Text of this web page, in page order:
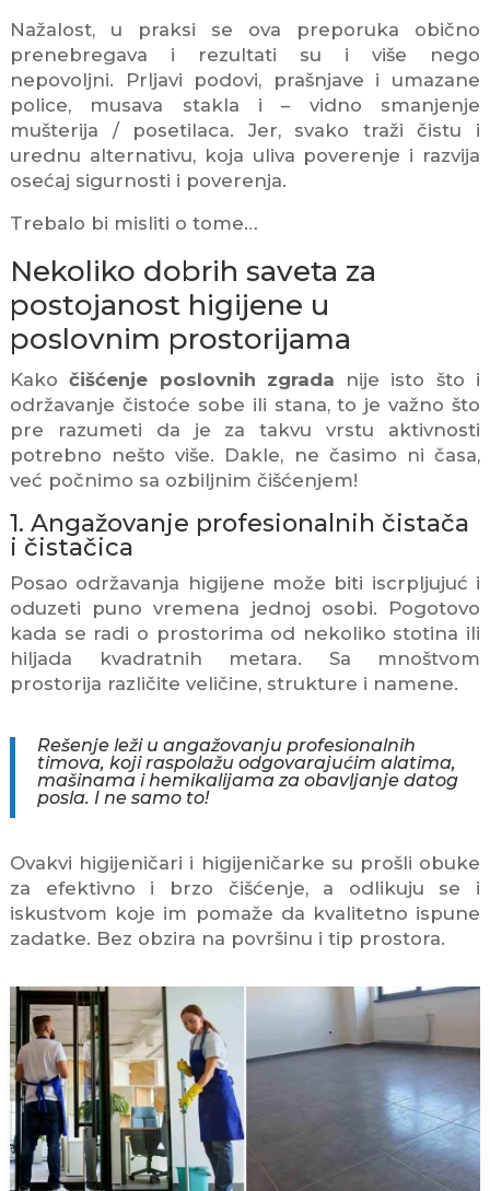
Nažalost, u praksi se ova preporuka obično
prenebregava i rezultati su i više nego
nepovoljni. Prljavi podovi, prašnjave i umazane
police, musava stakla i – vidno smanjenje
mušterija / posetilaca. Jer, svako traži čistu i
urednu alternativu, koja uliva poverenje i razvija
osećaj sigurnosti i poverenja.
Trebalo bi misliti o tome…
Nekoliko dobrih saveta za
postojanost higijene u
poslovnim prostorijama
Kakočišćenje poslovnih zgrada nije isto što i
održavanje čistoće sobe ili stana, to je važno što
pre razumeti da je za takvu vrstu aktivnosti
potrebno nešto više. Dakle, ne časimo ni časa,
već počnimo sa ozbiljnim čišćenjem!
1. Angažovanje profesionalnih čistača
i čistačica
Posao održavanja higijene može biti iscrpljujuć i
oduzeti puno vremena jednoj osobi. Pogotovo
kada se radi o prostorima od nekoliko stotina ili
hiljada kvadratnih metara. Sa mnoštvom
prostorija različite veličine, strukture i namene.
Rešenje leži u angažovanju profesionalnih
timova, koji raspolažu odgovarajućim alatima,
mašinama i hemikalijama za obavljanje datog
posla. I ne samo to!
Ovakvi higijeničari i higijeničarke su prošli obuke
za efektivno i brzo čišćenje, a odlikuju se i
iskustvom koje im pomaže da kvalitetno ispune
zadatke. Bez obzira na površinu i tip prostora.